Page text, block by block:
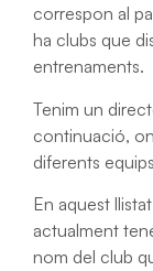
correspon al
ha clubs que
entrenaments.
Tenim un
continuació,
diferents
En aquest
actualment
nom del club